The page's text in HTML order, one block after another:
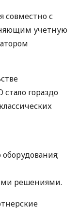
совместно с
учетную
гораздо
решениями.